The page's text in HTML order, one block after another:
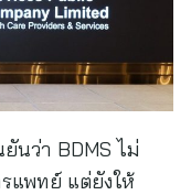
นว่า BDMS ไม่
แพทย์ แต่ยังให้